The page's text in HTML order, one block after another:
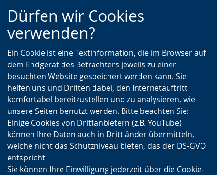
Zur
Hauptnavigation
Zur
Seitennavigation
Zum
Inhalt
Dürfen wir Cookies
verwenden?
Ein Cookie ist eine Textinformation, die im Browser auf
dem Endgerät des Betrachters jeweils zu einer
besuchten Website gespeichert werden kann. Sie
helfen uns und Dritten dabei, den Internetauftritt
komfortabel bereitzustellen und zu analysieren, wie
unsere Seiten benutzt werden. Bitte beachten Sie:
Einige Cookies von Drittanbietern (z.B. YouTube)
können Ihre Daten auch in Drittländer übermitteln,
welche nicht das Schutzniveau bieten, das der DS-GVO
entspricht.
Sie können Ihre Einwilligung jederzeit über die Cookie-